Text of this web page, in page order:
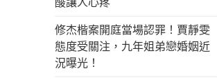
修杰楷案開庭當場認罪！賈靜雯
態度受關注，九年姐弟戀婚姻近
況曝光！